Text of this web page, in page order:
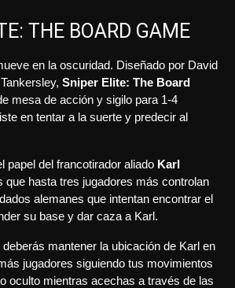
THE BOARD GAME
en la oscuridad. Diseñado por David
Sniper Elite: The Board
mesa de acción y sigilo para 1-4
en tentar a la suerte y predecir al
papel del francotirador aliado Karl
que hasta tres jugadores más controlan
alemanes que intentan encontrar el
su base y dar caza a Karl.
mantener la ubicación de Karl en
jugadores siguiendo tus movimientos
oculto mientras acechas a través de las